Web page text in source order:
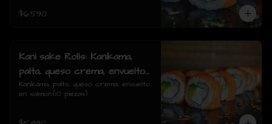
$6.590
Kani sake Rolls: Kanikama,
palta, queso crema, envuelto
en salmon.
Kanikama, palta, queso crema, envuelto
en salmon.(10 piezas)